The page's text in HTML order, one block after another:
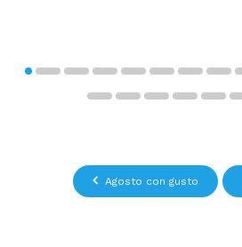
Agosto con gusto